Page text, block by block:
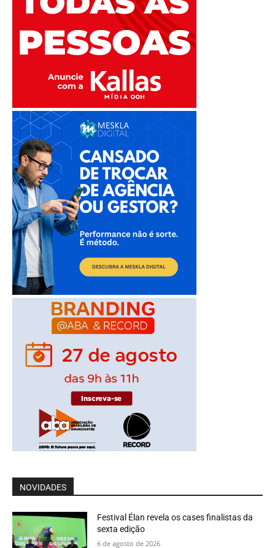
NOVIDADES
Festival Élan revela os cases finalistas da
sexta edição
6 de agosto de 2026